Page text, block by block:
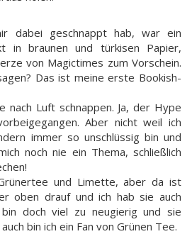
dabei geschnappt hab, war ein
in braunen und türkisen Papier,
von Magictimes zum Vorschein.
Das ist meine erste Bookish-
nach Luft schnappen. Ja, der Hype
Aber nicht weil ich
immer so unschlüssig bin und
noch nie ein Thema, schließlich
und Limette, aber da ist
oben drauf und ich hab sie auch
doch viel zu neugierig und sie
bin ich ein Fan von Grünen Tee.